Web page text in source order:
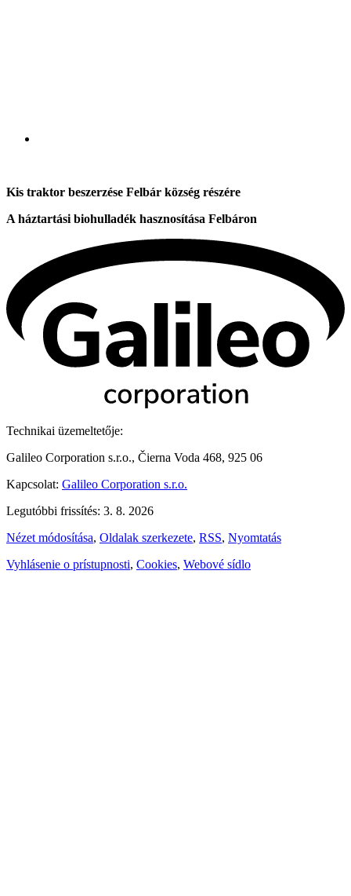
Kis traktor beszerzése Felbár község részére
A háztartási biohulladék hasznosítása Felbáron
Technikai üzemeltetője:
Galileo Corporation s.r.o., Čierna Voda 468, 925 06
Kapcsolat: Galileo Corporation s.r.o.
Legutóbbi frissítés: 3. 8. 2026
Nézet módosítása, Oldalak szerkezete, RSS, Nyomtatás
Vyhlásenie o prístupnosti, Cookies, Webové sídlo